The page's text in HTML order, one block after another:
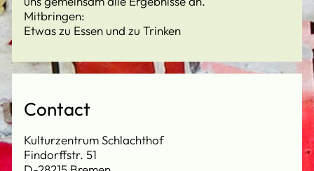
Mitbringen:
Etwas zu Essen und zu Trinken
Contact
Kulturzentrum Schlachthof
Findorffstr. 51